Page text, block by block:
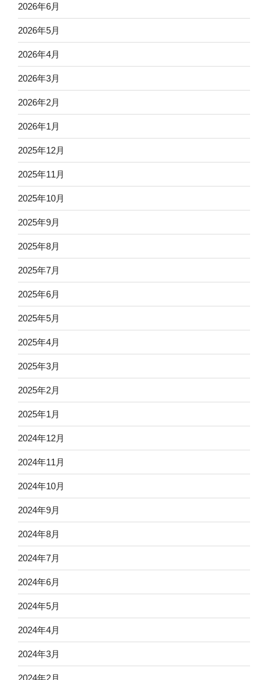
2026年6月
2026年5月
2026年4月
2026年3月
2026年2月
2026年1月
2025年12月
2025年11月
2025年10月
2025年9月
2025年8月
2025年7月
2025年6月
2025年5月
2025年4月
2025年3月
2025年2月
2025年1月
2024年12月
2024年11月
2024年10月
2024年9月
2024年8月
2024年7月
2024年6月
2024年5月
2024年4月
2024年3月
2024年2月